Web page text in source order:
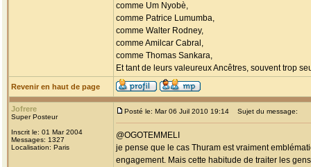
comme Um Nyobè,
comme Patrice Lumumba,
comme Walter Rodney,
comme Amilcar Cabral,
comme Thomas Sankara,
Et tant de leurs valeureux Ancêtres, souvent trop
Revenir en haut de page
Jofrere
Super Posteur
Inscrit le: 01 Mar 2004
Messages: 1327
Localisation: Paris
Posté le: Mar 06 Juil 2010 19:14 Sujet du message:
@OGOTEMMELI
je pense que le cas Thuram est vraiment
engagement. Mais cette habitude de traiter les